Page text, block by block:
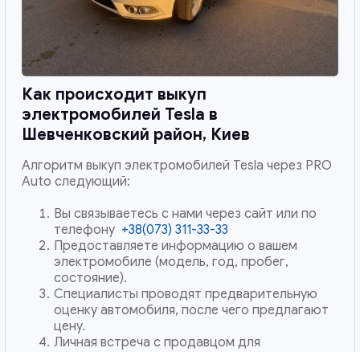
Как происходит выкуп
электромобилей Tesla в
Шевченковский район, Киев
Алгоритм выкуп электромобилей Tesla через PRO
Auto следующий:
Вы связываетесь с нами через сайт или по
телефону +38(073) 311-33-33
Предоставляете информацию о вашем
электромобиле (модель, год, пробег,
состояние).
Специалисты проводят предварительную
оценку автомобиля, после чего предлагают
цену.
Личная встреча с продавцом для